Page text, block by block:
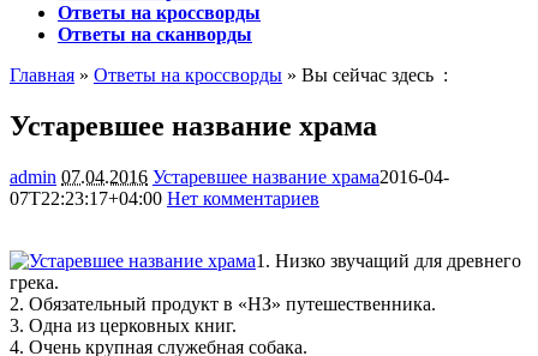
Ответы на кроссворды
Ответы на сканворды
Главная » Ответы на кроссворды » Вы сейчас здесь :
Устаревшее название храма
admin 07.04.2016 Устаревшее название храма2016-04-
07T22:23:17+04:00 Нет комментариев
1. Низко звучащий для древнего
грека.
2. Обязательный продукт в «НЗ» путешественника.
3. Одна из церковных книг.
4. Очень крупная служебная собака.